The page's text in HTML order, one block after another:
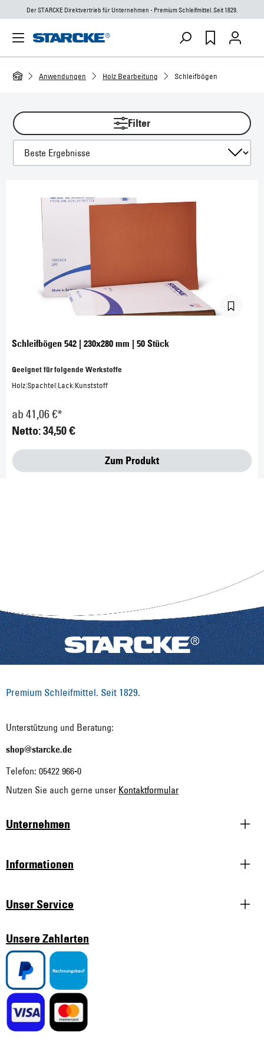
Der STARCKE Direktvertrieb für Unternehmen - Premium Schleifmittel. Seit 1829.
Anwendungen Holz Bearbeitung Schleifbögen
Filter
Schleifbögen 542 | 230x280 mm | 50 Stück
Geeignet für folgende Werkstoffe
Holz|Spachtel|Lack|Kunststoff
ab 41,06 €*
Netto: 34,50 €
Zum Produkt
Premium Schleifmittel. Seit 1829.
Unterstützung und Beratung:
shop@starcke.de
Telefon: 05422 966-0
Nutzen Sie auch gerne unser Kontaktformular
Unternehmen
Informationen
Unser Service
Unsere Zahlarten